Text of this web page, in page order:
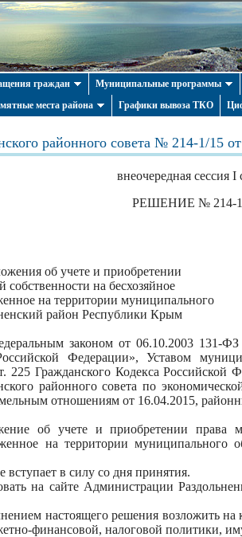
граждан Муниципальные программы
места района Графики вывоза ТКО
районного совета № 214-1/15
внеочередная сессия І
РЕШЕНИЕ № 214-
об учете и приобретении
на бесхозяйное
на территории муниципального
район Республики Крым
законом от 06.10.2003 131-
Федерации», Уставом
225 Гражданского Кодекса Российской
районного совета по
отношениям от 16.04.2015,
об учете и приобретении права
на территории муниципального
вступает в силу со дня принятия.
на сайте Администрации
настоящего решения возложить на
финансовой, налоговой политики,